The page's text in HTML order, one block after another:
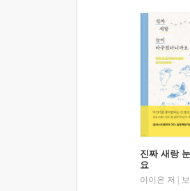
진짜 새랑
요
이이은 저